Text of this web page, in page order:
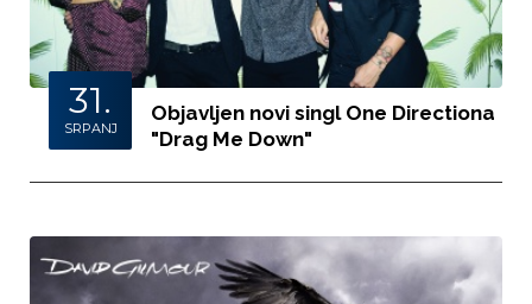
31.
SRPANJ
Objavljen novi singl One Directiona
"Drag Me Down"